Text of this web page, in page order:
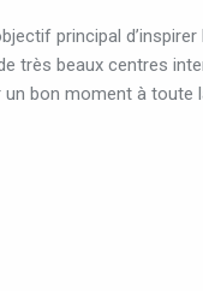
principal
très beaux centres
bon moment à toute